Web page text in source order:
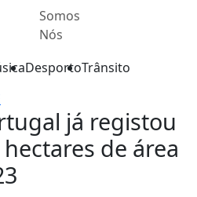
Somos
Nós
DesportoTrânsito
já registou
de área